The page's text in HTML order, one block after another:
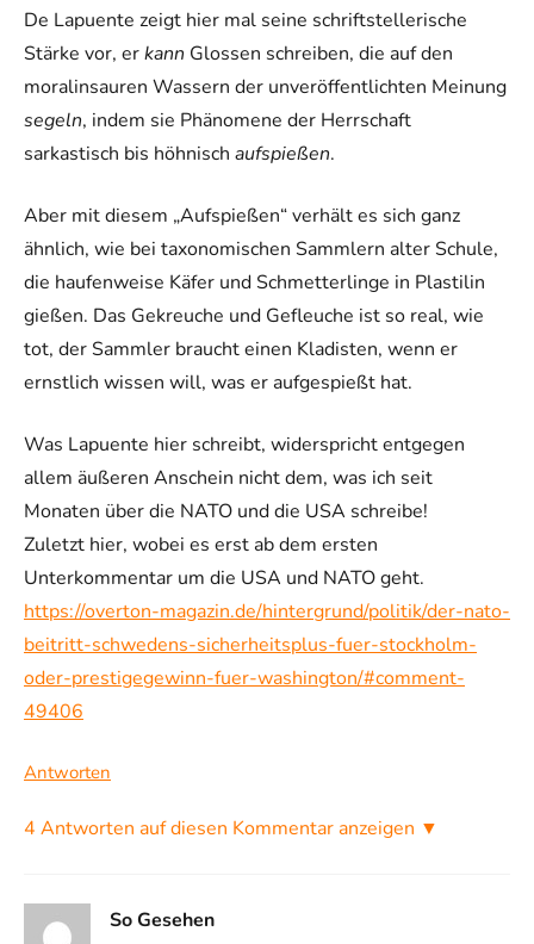
De Lapuente zeigt hier mal seine schriftstellerische
Stärke vor, erkann Glossen schreiben, die auf den
moralinsauren Wassern der unveröffentlichten Meinung
segeln, indem sie Phänomene der Herrschaft
sarkastisch bis höhnisch aufspießen.
Aber mit diesem „Aufspießen“ verhält es sich ganz
ähnlich, wie bei taxonomischen Sammlern alter Schule,
die haufenweise Käfer und Schmetterlinge in Plastilin
gießen. Das Gekreuche und Gefleuche ist so real, wie
tot, der Sammler braucht einen Kladisten, wenn er
ernstlich wissen will, was er aufgespießt hat.
Was Lapuente hier schreibt, widerspricht entgegen
allem äußeren Anschein nicht dem, was ich seit
Monaten über die NATO und die USA schreibe!
Zuletzt hier, wobei es erst ab dem ersten
Unterkommentar um die USA und NATO geht.
https://overton-magazin.de/hintergrund/politik/der-nato-
beitritt-schwedens-sicherheitsplus-fuer-stockholm-
oder-prestigegewinn-fuer-washington/#comment-
49406
Antworten
4 Antworten auf diesen Kommentar anzeigen ▼
So Gesehen